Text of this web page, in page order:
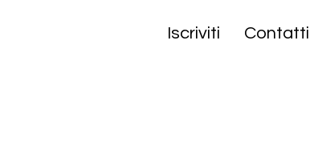
Iscriviti Contatti